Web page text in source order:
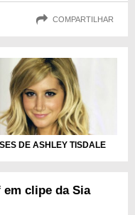
COMPARTILHAR
DE ASHLEY TISDALE
em clipe da Sia